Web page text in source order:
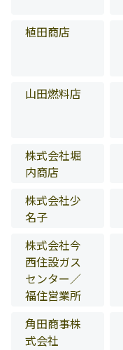
植田商店
山田燃料店
株式会社堀
内商店
株式会社少
名子
株式会社今
西住設ガス
センター／
福住営業所
角田商事株
式会社